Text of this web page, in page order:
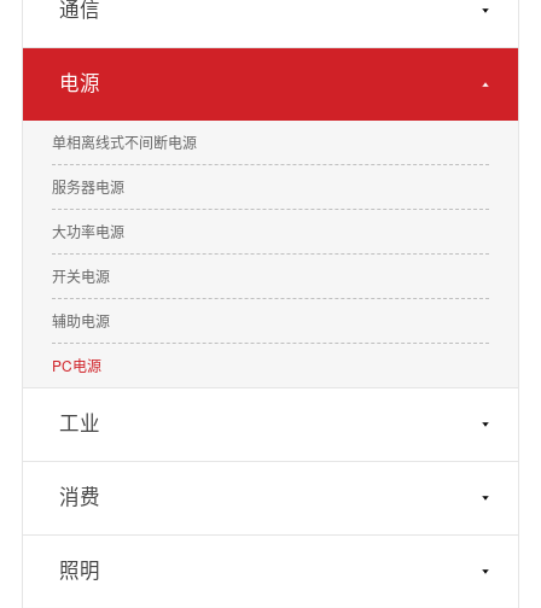
通信
电源
单相离线式不间断电源
服务器电源
大功率电源
开关电源
辅助电源
PC电源
工业
消费
照明